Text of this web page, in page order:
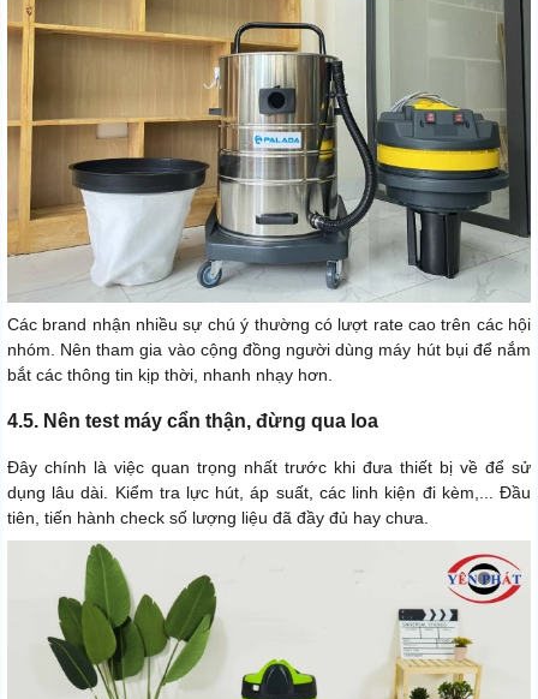
Các brand nhận nhiều sự chú ý thường có lượt rate cao trên các hội
nhóm. Nên tham gia vào cộng đồng người dùng máy hút bụi để nắm
bắt các thông tin kịp thời, nhanh nhạy hơn.
4.5. Nên test máy cẩn thận, đừng qua loa
Đây chính là việc quan trọng nhất trước khi đưa thiết bị về để sử
dụng lâu dài. Kiểm tra lực hút, áp suất, các linh kiện đi kèm,... Đầu
tiên, tiến hành check số lượng liệu đã đầy đủ hay chưa.